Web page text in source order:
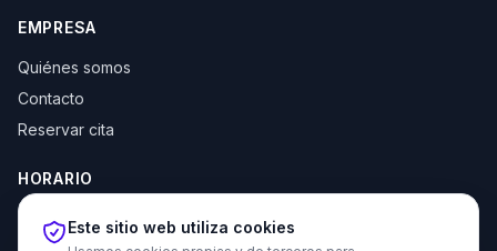
EMPRESA
Quiénes somos
Contacto
Reservar cita
HORARIO
Lun–Jue: 10:00–14:00 y 16:30–20:00
Vie: 10:00–14:00
Este sitio web utiliza cookies